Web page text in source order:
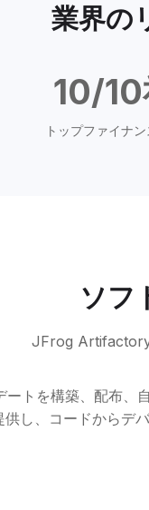
業界の
10/
トップファイナ
ソフ
JFrog Artifactory
トを構築、配布、
し、コードからデ